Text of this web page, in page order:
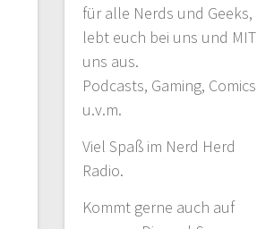
für alle Nerds und Geeks,
lebt euch bei uns und MIT
uns aus.
Podcasts, Gaming, Comics
u.v.m.
Viel Spaß im Nerd Herd
Radio.
Kommt gerne auch auf